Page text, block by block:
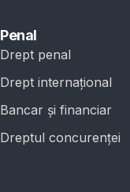
Penal
Drept penal
Drept internațional
Bancar și financiar
Dreptul concurenței